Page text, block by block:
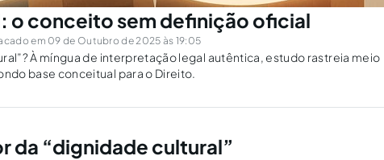
o conceito sem definição oficial
em 09 de Outubro de 2025 às 19:05
À míngua de interpretação legal autêntica, estudo rastreia meio
base conceitual para o Direito.
da “dignidade cultural”